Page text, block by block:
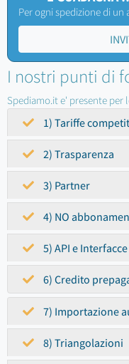
Per ogni spedizione di
I nostri punti di
Spediamo.it e' presente per
1) Tariffe
2) Trasparenza
3) Partner
4) NO
5) API e Interfacce
6) Credito
7) Importazione
8) Triangolazioni